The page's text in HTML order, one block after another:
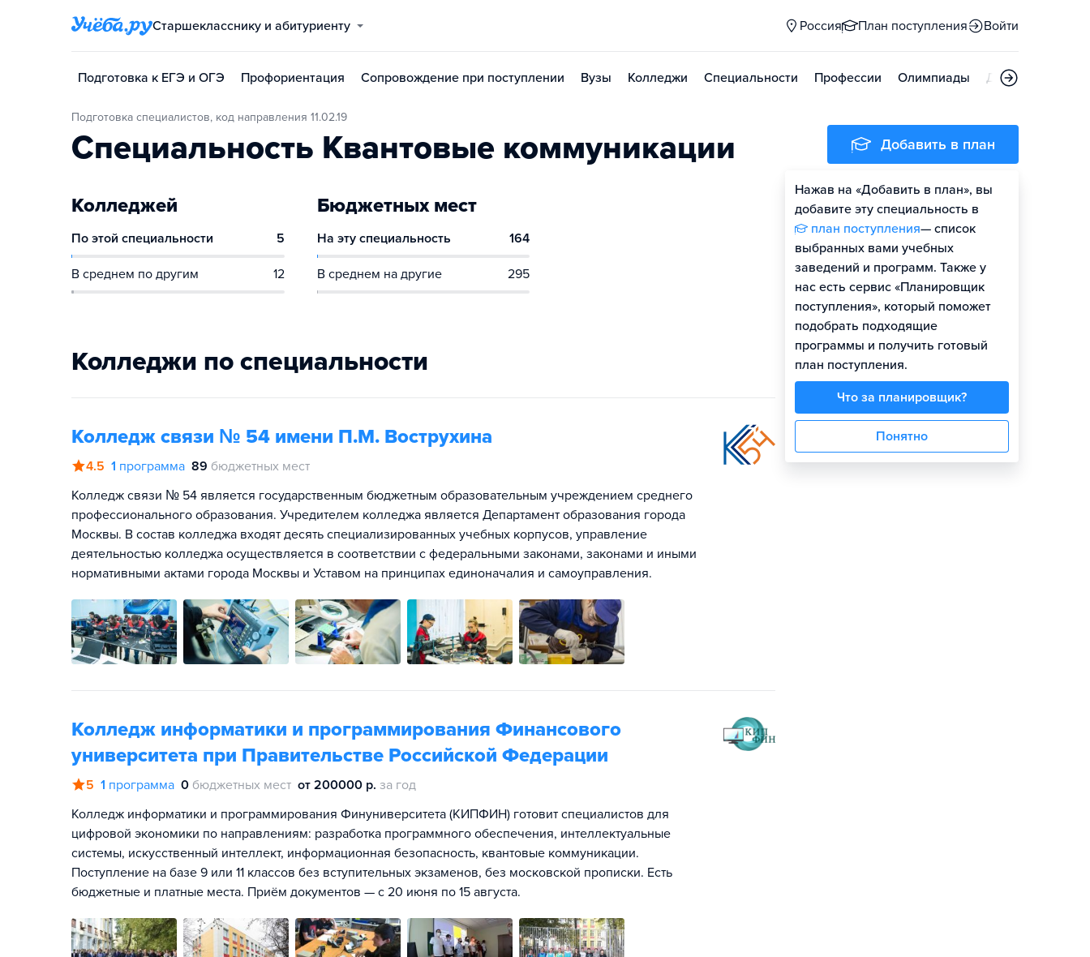
Старшекласснику и абитуриенту Россия План поступления Войти
Подготовка к ЕГЭ и ОГЭ Профориентация Сопровождение при поступлении Вузы Колледжи Специальности Профессии Олимпиады Дни открытых
Подготовка специалистов, код направления 11.02.19
Специальность Квантовые коммуникации
Колледжей
По этой специальности 5
В среднем по другим 12
Бюджетных мест
На эту специальность 164
В среднем на другие 295
Колледжи по специальности
Колледж связи № 54 имени П.М. Вострухина
4.5 1 программа 89 бюджетных мест
Колледж связи № 54 является государственным бюджетным образовательным учреждением среднего
профессионального образования. Учредителем колледжа является Департамент образования города
Москвы. В состав колледжа входят десять специализированных учебных корпусов, управление
деятельностью колледжа осуществляется в соответствии с федеральными законами, законами и иными
нормативными актами города Москвы и Уставом на принципах единоначалия и самоуправления.
Колледж информатики и программирования Финансового
университета при Правительстве Российской Федерации
5 1 программа 0 бюджетных мест от 200000 р. за год
Колледж информатики и программирования Финуниверситета (КИПФИН) готовит специалистов для
цифровой экономики по направлениям: разработка программного обеспечения, интеллектуальные
системы, искусственный интеллект, информационная безопасность, квантовые коммуникации.
Поступление на базе 9 или 11 классов без вступительных экзаменов, без московской прописки. Есть
бюджетные и платные места. Приём документов — с 20 июня по 15 августа.
Добавить в план
Нажав на «Добавить в план», вы
добавите эту специальность в
план поступления— список
выбранных вами учебных
заведений и программ. Также у
нас есть сервис «Планировщик
поступления», который поможет
подобрать подходящие
программы и получить готовый
план поступления.
Что за планировщик?
Понятно